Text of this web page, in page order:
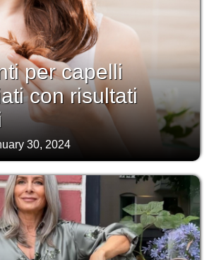
per capelli
con risultati
30, 2024